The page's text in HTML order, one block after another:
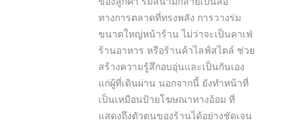
ทางการตลาดที่ทรงพลัง การวางร่ม
ขนาดใหญ่หน้าร้าน ไม่ว่าจะเป็นคาเฟ่
ร้านอาหาร หรือร้านค้าไลฟ์สไตล์ ช่วย
สร้างความรู้สึกอบอุ่นและเป็นกันเอง
แก่ผู้ที่เดินผ่าน นอกจากนี้ ยังทำหน้าที่
เป็นเหมือนป้ายโฆษณาทางอ้อม ที่
แสดงถึงตัวตนของร้านได้อย่างชัดเจน